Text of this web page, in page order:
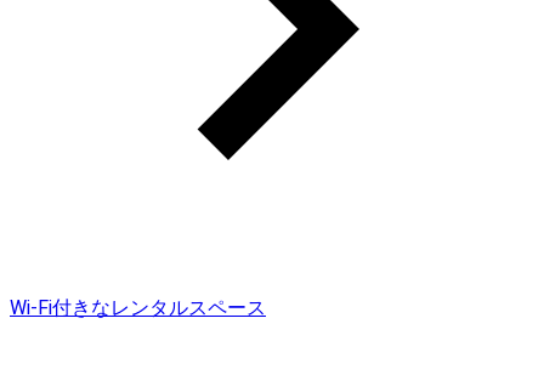
Wi-Fi付きなレンタルスペース